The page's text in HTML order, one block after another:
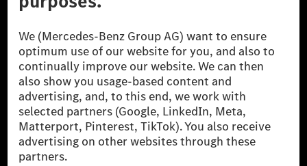
A Mercedes-Benz Group AG (korábbi Daimler AG) a
Mercedes-Benz AG-val együtt a prémium és
luxusautók, valamint kishaszonjárművek vezető
globális szállítói vagyunk. A Mercedes-Benz Mobility
AG finanszírozást, lízinget, autó előfizetést és
autókölcsönzést, flottakezelést, digitális
szolgáltatásokat a töltéshez és fizetéshez,
biztosításközvetítést, valamint innovatív mobilitási
szolgáltatásokat kínál.